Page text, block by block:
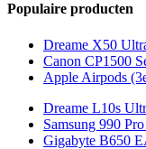
Populaire producten
Dreame X50
Canon CP1500
Apple Airpods
Dreame L10s
Samsung 990
Gigabyte B650